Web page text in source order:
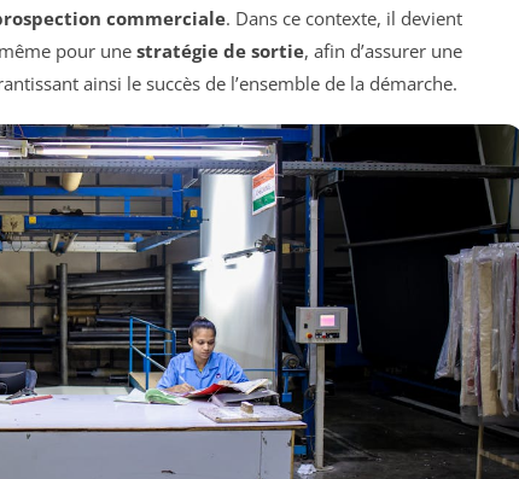
commerciale. Dans ce contexte, il devient
pour une stratégie de sortie, afin d’assurer une
ainsi le succès de l’ensemble de la démarche.